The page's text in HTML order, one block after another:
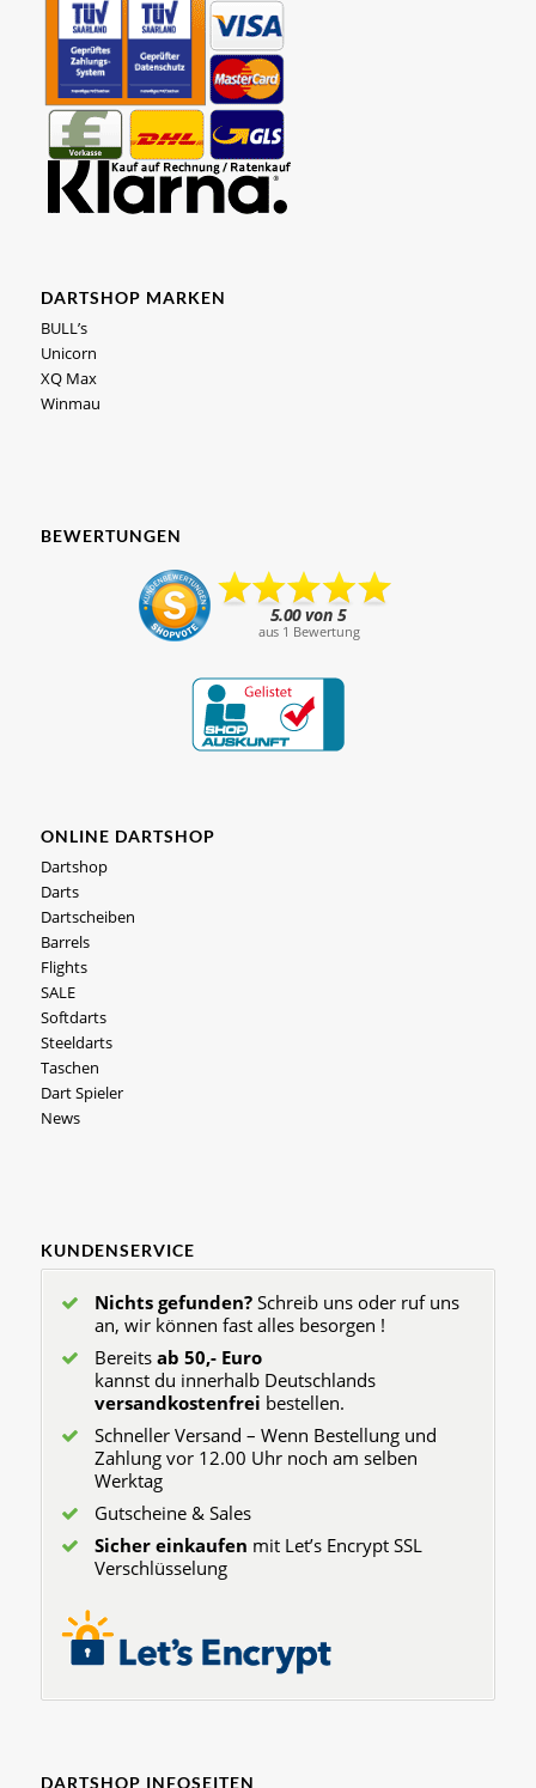
DARTSHOP MARKEN
BULL’s
Unicorn
XQ Max
Winmau
BEWERTUNGEN
ONLINE DARTSHOP
Dartshop
Darts
Dartscheiben
Barrels
Flights
SALE
Softdarts
Steeldarts
Taschen
Dart Spieler
News
KUNDENSERVICE
Nichts gefunden?Schreib uns oder ruf uns
an, wir können fast alles besorgen !
Bereits ab 50,- Euro
kannst du innerhalb Deutschlands
versandkostenfrei bestellen.
Schneller Versand – Wenn Bestellung und
Zahlung vor 12.00 Uhr noch am selben
Werktag
Gutscheine & Sales
Sicher einkaufen mit Let’s Encrypt SSL
Verschlüsselung
DARTSHOP INFOSEITEN